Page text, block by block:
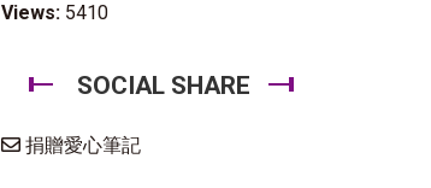
Views: 5410
SOCIAL SHARE
捐贈愛心筆記